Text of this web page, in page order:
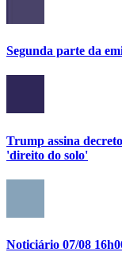
Segunda parte da
Trump assina
'direito do solo'
Noticiário 07/08